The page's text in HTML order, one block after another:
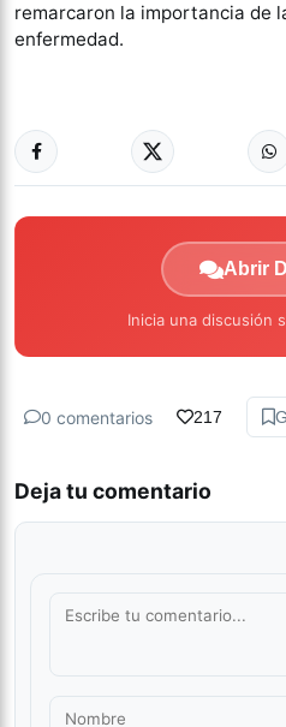
remarcaron la importancia de
enfermedad.
Abrir
Inicia una discusión
0 comentarios 217
Deja tu comentario